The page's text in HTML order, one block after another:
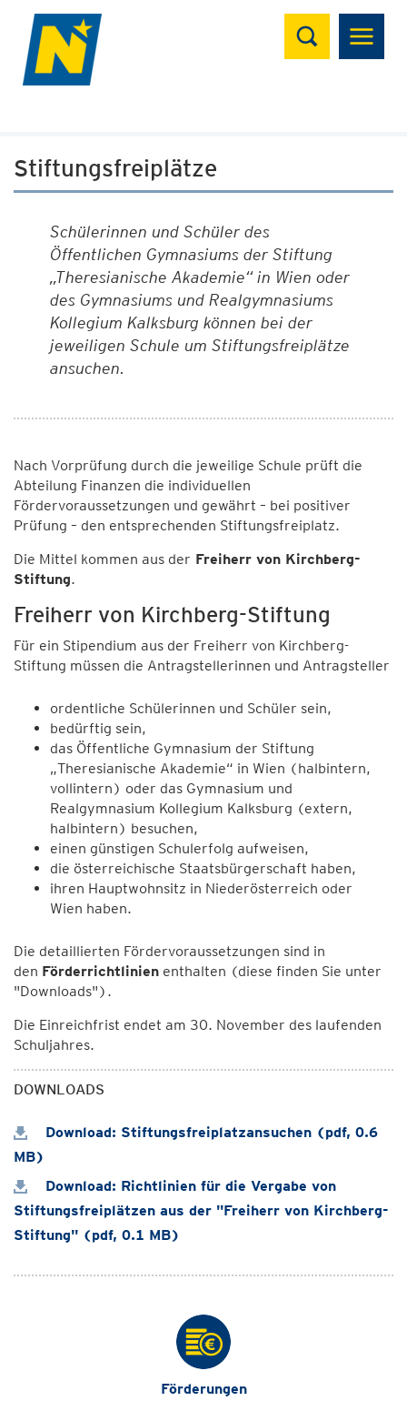
Suchen
Stiftungsfreiplätze
Schülerinnen und Schüler des
Öffentlichen Gymnasiums der Stiftung
„Theresianische Akademie“ in Wien oder
des Gymnasiums und Realgymnasiums
Kollegium Kalksburg können bei der
jeweiligen Schule um Stiftungsfreiplätze
ansuchen.
Nach Vorprüfung durch die jeweilige Schule prüft die
Abteilung Finanzen die individuellen
Fördervoraussetzungen und gewährt – bei positiver
Prüfung – den entsprechenden Stiftungsfreiplatz.
Die Mittel kommen aus der Freiherr von Kirchberg-
Stiftung.
Freiherr von Kirchberg-Stiftung
Für ein Stipendium aus der Freiherr von Kirchberg-
Stiftung müssen die Antragstellerinnen und Antragsteller
ordentliche Schülerinnen und Schüler sein,
bedürftig sein,
das Öffentliche Gymnasium der Stiftung
„Theresianische Akademie“ in Wien (halbintern,
vollintern) oder das Gymnasium und
Realgymnasium Kollegium Kalksburg (extern,
halbintern) besuchen,
einen günstigen Schulerfolg aufweisen,
die österreichische Staatsbürgerschaft haben,
ihren Hauptwohnsitz in Niederösterreich oder
Wien haben.
Die detaillierten Fördervoraussetzungen sind in
den Förderrichtlinien enthalten (diese finden Sie unter
"Downloads").
Die Einreichfrist endet am 30. November des laufenden
Schuljahres.
DOWNLOADS
Download: Stiftungsfreiplatzansuchen (pdf, 0.6
MB)
Download: Richtlinien für die Vergabe von
Stiftungsfreiplätzen aus der "Freiherr von Kirchberg-
Stiftung" (pdf, 0.1 MB)
Förderungen